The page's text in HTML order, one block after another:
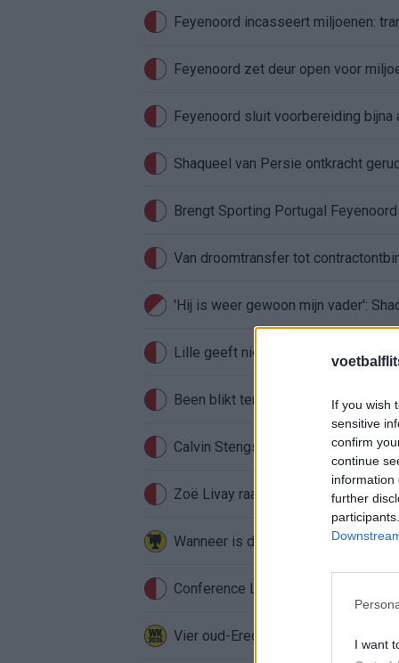
If you wish
sensitive
confirm
continue
information
further
I want
Feyenoord incasseert miljoenen:
Feyenoord zet deur open voor
Feyenoord sluit voorbereiding
Shaqueel van Persie ontkracht
Brengt Sporting Portugal
Van droomtransfer tot
'Hij is weer gewoon mijn vader':
Lille geeft niet op na afwijzing:
Been blikt terug op historische
Calvin Stengs opnieuw vader:
Zoë Livay raakt draad kwijt tijdens
Conference League-ophef: Hamrun
Vier oud-Eredivisionisten kunnen